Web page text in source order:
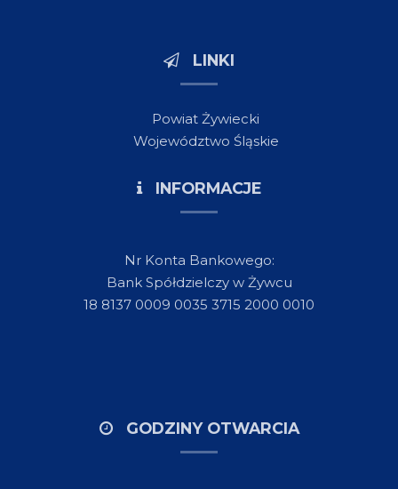
LINKI
Powiat Żywiecki
Województwo Śląskie
INFORMACJE
Nr Konta Bankowego:
Bank Spółdzielczy w Żywcu
18 8137 0009 0035 3715 2000 0010
GODZINY OTWARCIA